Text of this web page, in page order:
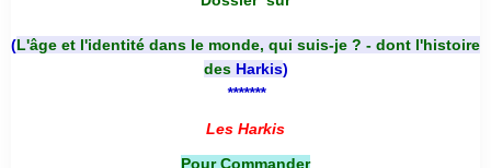
(L'âge et l'identité dans le monde, qui suis-je ? - dont l'histoire
des Harkis)
*******
Les Harkis
Pour Commander